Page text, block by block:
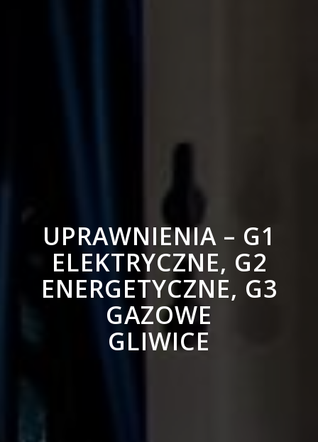
UPRAWNIENIA – G1
ELEKTRYCZNE, G2
ENERGETYCZNE, G3
GAZOWE
GLIWICE